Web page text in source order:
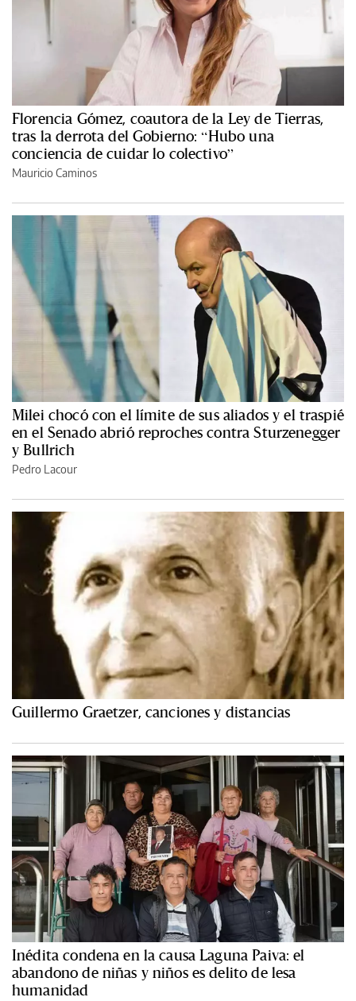
Florencia Gómez, coautora de la Ley de Tierras,
tras la derrota del Gobierno: “Hubo una
conciencia de cuidar lo colectivo”
Mauricio Caminos
Milei chocó con el límite de sus aliados y el traspié
en el Senado abrió reproches contra Sturzenegger
y Bullrich
Pedro Lacour
Guillermo Graetzer, canciones y distancias
Inédita condena en la causa Laguna Paiva: el
abandono de niñas y niños es delito de lesa
humanidad